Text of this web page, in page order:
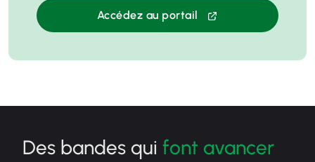
Accédez au portail
Des bandes qui font avancer